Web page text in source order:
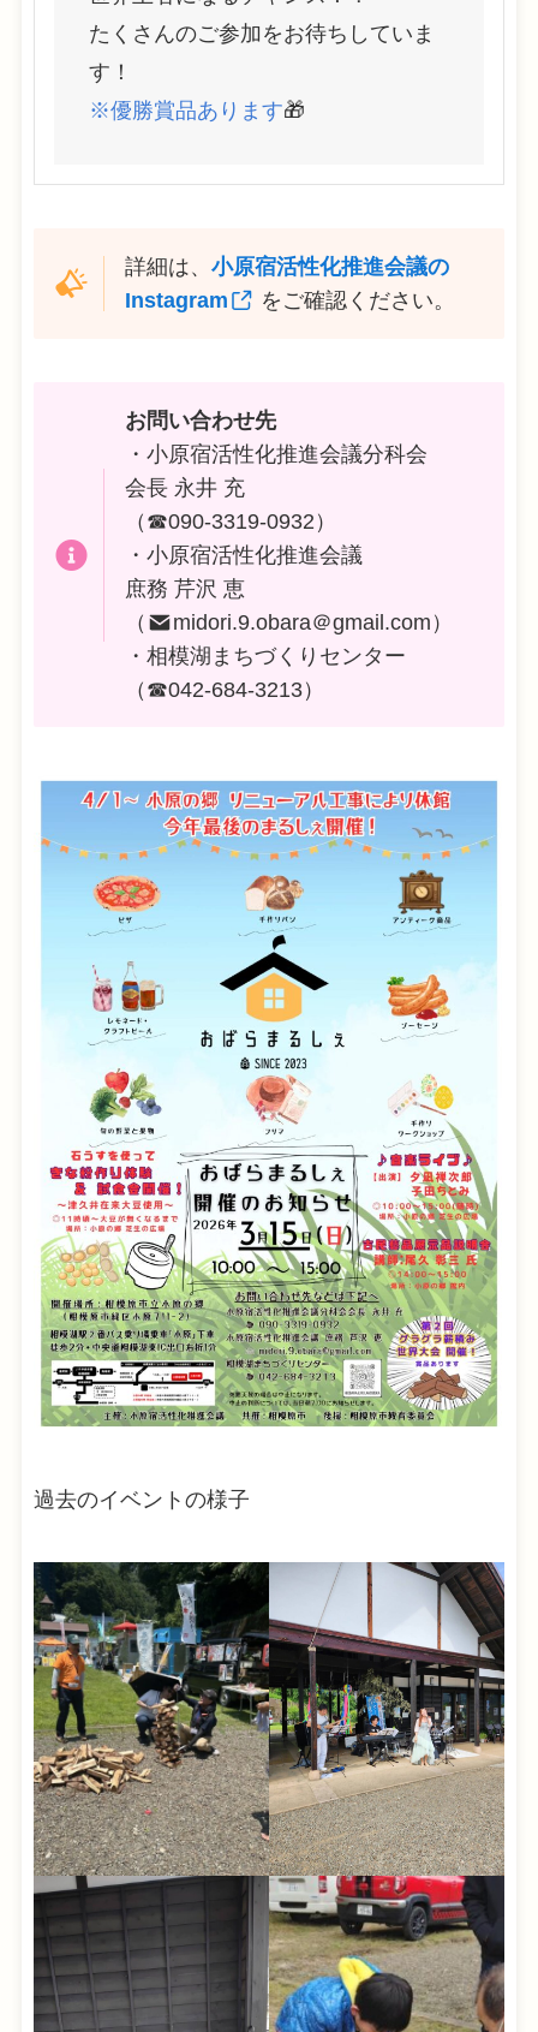
たくさんのご参加をお待ちしていま
す！
※優勝賞品あります🎁
詳細は、小原宿活性化推進会議の
Instagram
をご確認ください。
お問い合わせ先
・小原宿活性化推進会議分科会
会長 永井 充
（☎090-3319-0932）
・小原宿活性化推進会議
庶務 芹沢 恵
（
midori.9.obara＠gmail.com）
・相模湖まちづくりセンター
（☎042-684-3213）
過去のイベントの様子